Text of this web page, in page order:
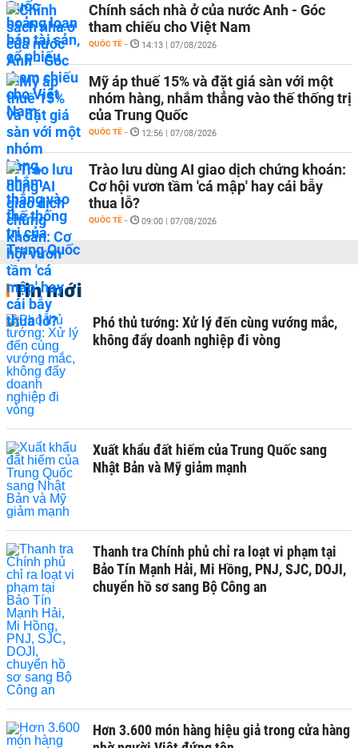
Chính sách nhà ở của nước Anh - Góc
tham chiếu cho Việt Nam
QUỐC TẾ - 14:13 | 07/08/2026
Mỹ áp thuế 15% và đặt giá sàn với một
nhóm hàng, nhắm thẳng vào thế thống trị
của Trung Quốc
QUỐC TẾ - 12:56 | 07/08/2026
Trào lưu dùng AI giao dịch chứng khoán:
Cơ hội vươn tầm 'cá mập' hay cái bẫy
thua lỗ?
QUỐC TẾ - 09:00 | 07/08/2026
Tin mới
Phó thủ tướng: Xử lý đến cùng vướng mắc,
không đẩy doanh nghiệp đi vòng
Xuất khẩu đất hiếm của Trung Quốc sang
Nhật Bản và Mỹ giảm mạnh
Thanh tra Chính phủ chỉ ra loạt vi phạm tại
Bảo Tín Mạnh Hải, Mi Hồng, PNJ, SJC, DOJI,
chuyển hồ sơ sang Bộ Công an
Hơn 3.600 món hàng hiệu giả trong cửa hàng